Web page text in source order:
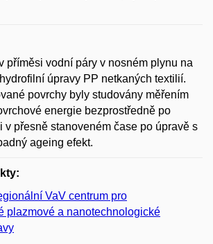
příměsi vodní páry v nosném plynu na
úpravy PP netkaných textilií.
povrchy byly studovány měřením
energie bezprostředně po
v přesně stanoveném čase po úpravě s
ageing efekt.
VaV centrum pro
plazmové a nanotechnologické